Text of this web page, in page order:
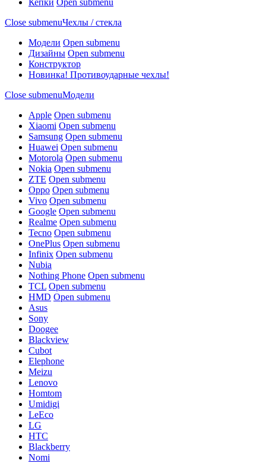
Кепки Open submenu
Close submenuЧехлы / стекла
Модели Open submenu
Дизайны Open submenu
Конструктор
Новинка! Противоударные чехлы!
Close submenuМодели
Apple Open submenu
Xiaomi Open submenu
Samsung Open submenu
Huawei Open submenu
Motorola Open submenu
Nokia Open submenu
ZTE Open submenu
Oppo Open submenu
Vivo Open submenu
Google Open submenu
Realme Open submenu
Tecno Open submenu
OnePlus Open submenu
Infinix Open submenu
Nubia
Nothing Phone Open submenu
TCL Open submenu
HMD Open submenu
Asus
Sony
Doogee
Blackview
Cubot
Elephone
Meizu
Lenovo
Homtom
Umidigi
LeEco
LG
HTC
Blackberry
Nomi